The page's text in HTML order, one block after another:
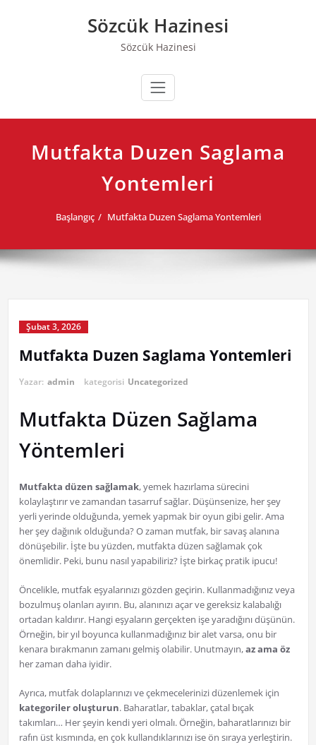
Sözcük Hazinesi
Sözcük Hazinesi
Mutfakta Duzen Saglama
Yontemleri
Başlangıç Mutfakta Duzen Saglama Yontemleri
Şubat 3, 2026
Mutfakta Duzen Saglama Yontemleri
Yazar: admin kategorisi Uncategorized
Mutfakta Düzen Sağlama
Yöntemleri
Mutfakta düzen sağlamak, yemek hazırlama sürecini
kolaylaştırır ve zamandan tasarruf sağlar. Düşünsenize, her şey
yerli yerinde olduğunda, yemek yapmak bir oyun gibi gelir. Ama
her şey dağınık olduğunda? O zaman mutfak, bir savaş alanına
dönüşebilir. İşte bu yüzden, mutfakta düzen sağlamak çok
önemlidir. Peki, bunu nasıl yapabiliriz? İşte birkaç pratik ipucu!
Öncelikle, mutfak eşyalarınızı gözden geçirin. Kullanmadığınız veya
bozulmuş olanları ayırın. Bu, alanınızı açar ve gereksiz kalabalığı
ortadan kaldırır. Hangi eşyaların gerçekten işe yaradığını düşünün.
Örneğin, bir yıl boyunca kullanmadığınız bir alet varsa, onu bir
kenara bırakmanın zamanı gelmiş olabilir. Unutmayın,az ama öz
her zaman daha iyidir.
Ayrıca, mutfak dolaplarınızı ve çekmecelerinizi düzenlemek için
kategoriler oluşturun. Baharatlar, tabaklar, çatal bıçak
takımları… Her şeyin kendi yeri olmalı. Örneğin, baharatlarınızı bir
rafın üst kısmında, en çok kullandıklarınızı ise ön sıraya yerleştirin.